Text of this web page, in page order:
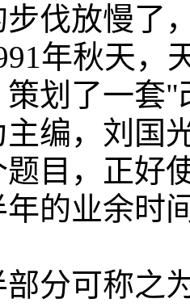
伐放慢了
年秋天，
划了一套
编，刘国
目，正好
的业余时
分可称之